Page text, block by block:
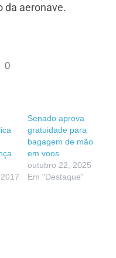
da aeronave.
0
Senado aprova
gratuidade para
bagagem de mão
em voos
outubro 22, 2025
Em "Destaque"